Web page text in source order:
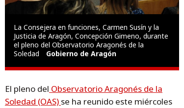
La Consejera en funciones, Carmen Susín y la
Justicia de Aragón, Concepción Gimeno, durante
el pleno del Observatorio Aragonés de la
Soledad
Gobierno de Aragón
El pleno del Observatorio Aragonés de la
Soledad (OAS) se ha reunido este miércoles